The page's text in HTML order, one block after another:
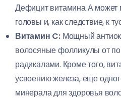
Дефицит витамина А может
головы и, как следствие, к
Витамин C: Мощный
волосяные фолликулы от
радикалами. Кроме того,
усвоению железа, еще
минерала для здоровья